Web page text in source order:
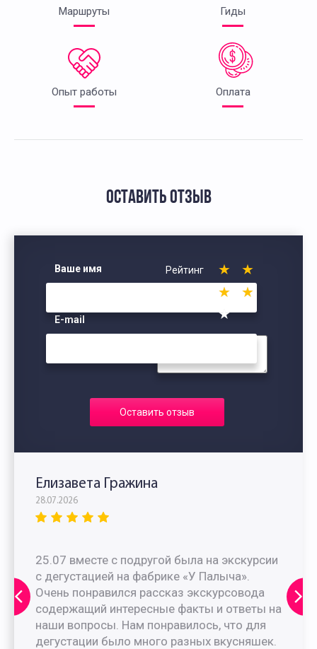
Маршруты Гиды
Опыт работы Оплата
ОСТАВИТЬ ОТЗЫВ
Ваше имя
E-mail
Рейтинг
Оставить отзыв
Елизавета Гражина
28.07.2026
25.07 вместе с подругой была на экскурсии
с дегустацией на фабрике «У Палыча».
Очень понравился рассказ экскурсовода
содержащий интересные факты и ответы на
наши вопросы. Нам понравилось, что для
дегустации было много разных вкусняшек.